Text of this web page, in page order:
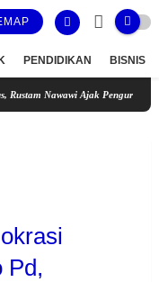
PENDIDIKAN BISNIS
Ajak Pengurus KORDA Menjadi
Pd,